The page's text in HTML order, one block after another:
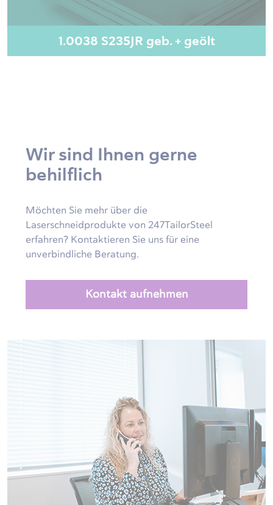
1.0038 S235JR geb. + geölt
Wir sind Ihnen gerne
behilflich
Möchten Sie mehr über die
Laserschneidprodukte von 247TailorSteel
erfahren? Kontaktieren Sie uns für eine
unverbindliche Beratung.
Kontakt aufnehmen